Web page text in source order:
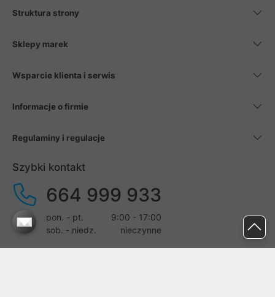
Struktura strony
Sklepy marek
Wsparcie klienta i serwis
Informacje o firmie
Regulaminy i regulacje
Szybki kontakt
664 999 933
pon. - pt.
9:00 - 17:00
sob. - niedz.
nieczynne